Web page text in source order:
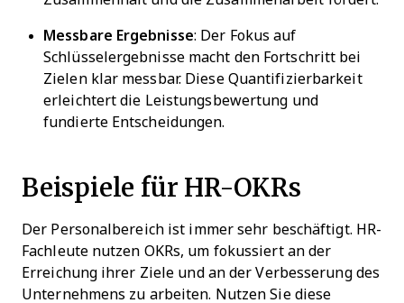
Messbare Ergebnisse: Der Fokus auf
Schlüsselergebnisse macht den Fortschritt bei
Zielen klar messbar. Diese Quantifizierbarkeit
erleichtert die Leistungsbewertung und
fundierte Entscheidungen.
Beispiele für HR-OKRs
Der Personalbereich ist immer sehr beschäftigt. HR-
Fachleute nutzen OKRs, um fokussiert an der
Erreichung ihrer Ziele und an der Verbesserung des
Unternehmens zu arbeiten. Nutzen Sie diese